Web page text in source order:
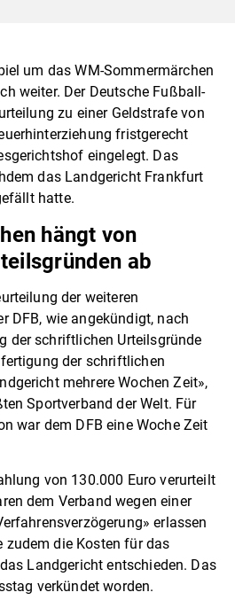
um das WM-Sommermärchen
weiter. Der Deutsche Fußball-
zu einer Geldstrafe von
fristgerecht
eingelegt. Das
das Landgericht Frankfurt
hatte.
hängt von
ab
der weiteren
DFB, wie angekündigt, nach
der schriftlichen Urteilsgründe
der schriftlichen
mehrere Wochen Zeit»,
Sportverband der Welt. Für
war dem DFB eine Woche Zeit
von 130.000 Euro verurteilt
dem Verband wegen einer
erlassen
zudem die Kosten für das
Landgericht entschieden. Das
verkündet worden.